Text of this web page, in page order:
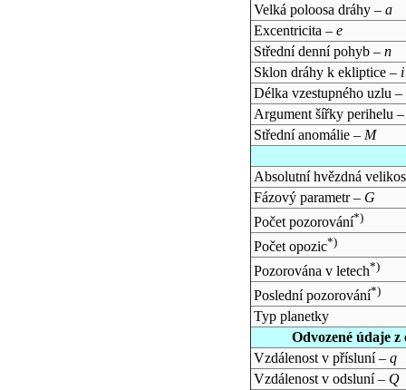
Velká poloosa dráhy – a
Excentricita – e
Střední denní pohyb – n
Sklon dráhy k ekliptice – i
Délka vzestupného uzlu –
Argument šířky perihelu
Střední anomálie – M
Absolutní hvězdná
Fázový parametr – G
Počet pozorování*)
Počet opozic*)
Pozorována v letech*)
Poslední pozorování*)
Typ planetky
Odvozené údaje
Vzdálenost v přísluní – q
Vzdálenost v odsluní – Q